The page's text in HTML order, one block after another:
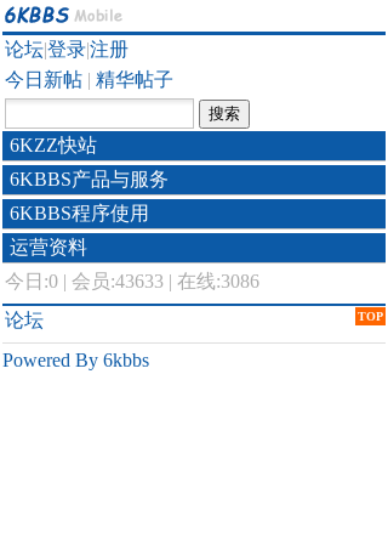
论坛|登录|注册
今日新帖 | 精华帖子
6KZZ快站
6KBBS产品与服务
6KBBS程序使用
运营资料
今日:0 | 会员:43633 | 在线:3086
TOP
论坛
Powered By 6kbbs